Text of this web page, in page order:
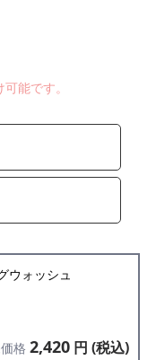
能です。
ウォッシュ
格 2,420 円 (税込)